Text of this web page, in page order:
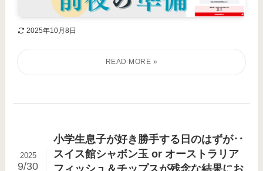
2025年10月8日
小学生息子が好き勝手する日のはずが･･
スイス館シャボン玉 or オーストラリア
フィッシュ＆チップスが残念な結果にお
2025
9/30